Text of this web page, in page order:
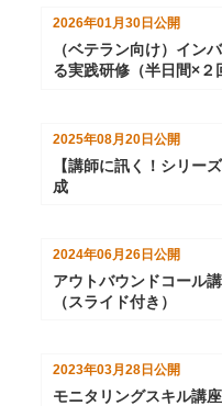
2026年01月30日 公開
（ベテラン向け）イン
る実践研修（半日間×２
2025年08月20日公開
【講師に訊く！シリー
成
2024年06月26日公開
アウトバウンドコール
（スライド付き）
2023年03月28日 公開
モニタリングスキル講